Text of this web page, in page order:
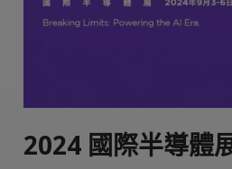
2024 國際半導體